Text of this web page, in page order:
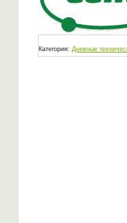
Категория: Дневные